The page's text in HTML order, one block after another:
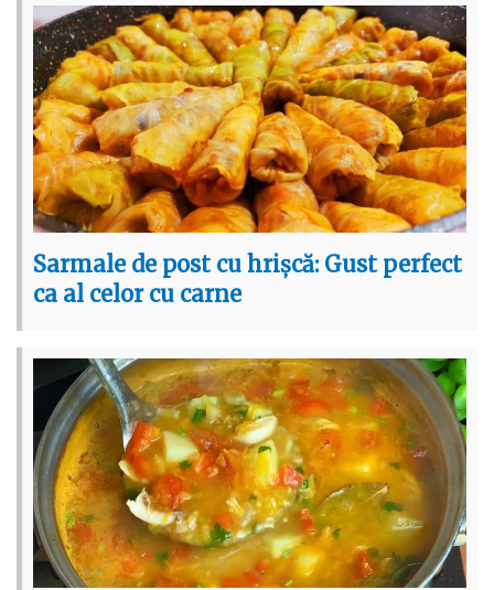
Sarmale de post cu hrișcă: Gust perfect
ca al celor cu carne